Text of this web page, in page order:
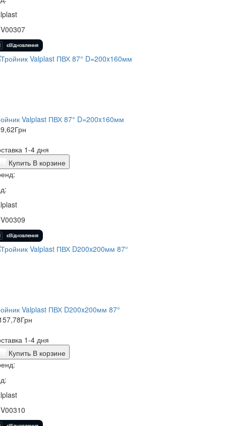
Valplast ПВХ 87° D=200x160мм
Грн
1-4 дня
Купить В корзине
Valplast ПВХ D200x200мм 87°
Грн
1-4 дня
Купить В корзине